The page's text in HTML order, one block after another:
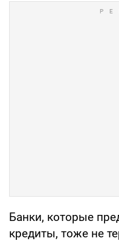
Банки, которые
кредиты, тоже не